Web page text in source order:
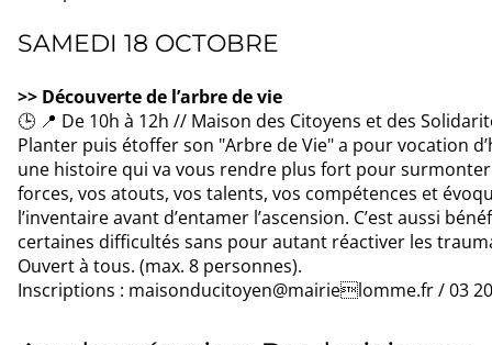
SAMEDI 18 OCTOBRE
>> Découverte de l’arbre de vie
🕒 📍 De 10h à 12h // Maison des Citoyens et des
Planter puis étoffer son "Arbre de Vie" a pour vocation
une histoire qui va vous rendre plus fort pour
forces, vos atouts, vos talents, vos compétences et
l’inventaire avant d’entamer l’ascension. C’est aussi
certaines difficultés sans pour autant réactiver les
Ouvert à tous. (max. 8 personnes).
Inscriptions : maisonducitoyen@mairielomme.fr / 03